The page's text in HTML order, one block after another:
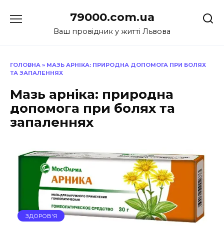
до
79000.com.ua
Ваш провідник у житті Львова
ГОЛОВНА » МАЗЬ АРНІКА: ПРИРОДНА ДОПОМОГА ПРИ БОЛЯХ
ТА ЗАПАЛЕННЯХ
Мазь арніка: природна
допомога при болях та
запаленнях
ЗДОРОВ'Я